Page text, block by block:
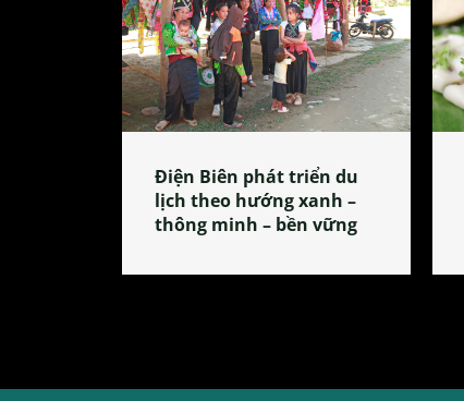
Điện Biên phát triển du
lịch theo hướng xanh –
thông minh – bền vững